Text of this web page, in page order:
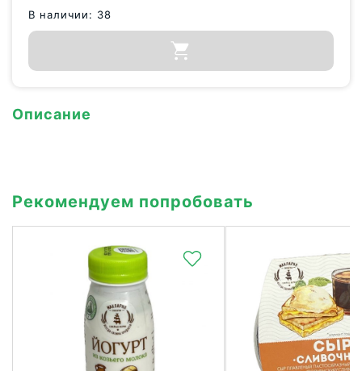
В наличии: 38
Описание
Рекомендуем попробовать